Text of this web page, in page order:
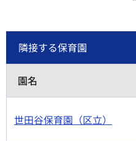
隣接する保育園
園名
世田谷保育園（区立）